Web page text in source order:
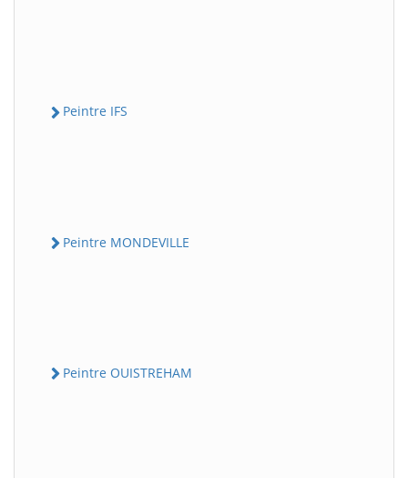
Peintre IFS
Peintre MONDEVILLE
Peintre OUISTREHAM